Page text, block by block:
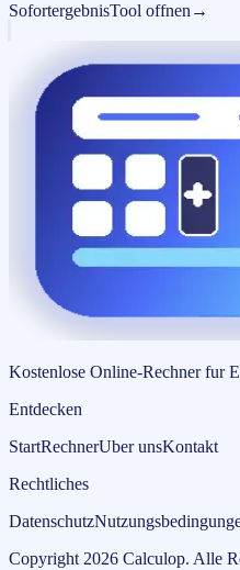
SofortergebnisTool offnen →
Kostenlose Online-Rechner fur
Entdecken
StartRechnerUber unsKontakt
Rechtliches
Datenschutz
Copyright 2026 Calculop. Alle